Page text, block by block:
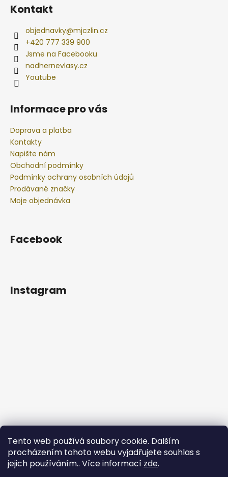
Tento web používá soubory cookie. Dalším
procházením tohoto webu vyjadřujete souhlas s
jejich používáním.. Více informací zde.
Kontakt
objednavky@mjczlin.cz
+420 777 339 900
Jsme na Facebooku
nadhernevlasy.cz
Youtube
Informace pro vás
Doprava a platba
Kontakty
Napište nám
Obchodní podmínky
Podmínky ochrany osobních údajů
Prodávané značky
Moje objednávka
Facebook
Instagram